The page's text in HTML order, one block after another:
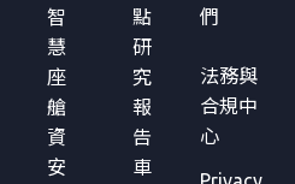
智
慧
座
艙
資
安
點
研
究
報
告
車
們
法務與
合規中
心